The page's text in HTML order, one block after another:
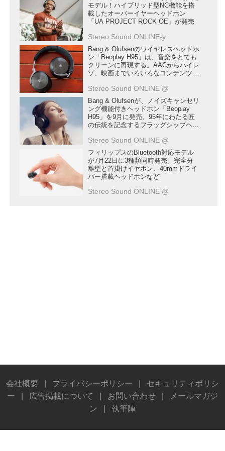
モデル！ハイブリッド型NC機能を搭
載したオーバーイヤーヘッドホン
「UA PROJECT ROCK OE」が発売
Stereo Sound ONLINE-y
Bang & Olufsenのワイヤレスヘッドホ
ン「Beoplay H95」は、音楽をとても
クリーンに再現する。AACからハイレ
ゾ、映画までいろいろなコンテンツを
Stereo Sound ONLINE @
Bang & Olufsenが、ノイズキャンセリ
ング機能付きヘッドホン「Beoplay
H95」を9月に発売。95年にわたる匠
の伝統を記念するフラッグシップヘッ
Stereo Sound ONLINE @
フィリップスのBluetooth対応モデル
が7月22日に3種類同時発売。完全分
離型と首掛けイヤホン、40mmドライ
バー搭載ヘッドホンなど
Stereo Sound ONLINE @
会社概要 プライバシーポリシー
セキュリティポリシ
ー
広告掲載について お問い合わせ
メールマガジ
ン
執筆陣